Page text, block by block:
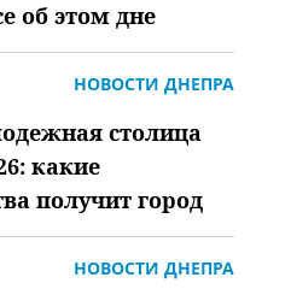
об этом дне
НОВОСТИ ДНЕПРА
столица
какие
получит город
НОВОСТИ ДНЕПРА